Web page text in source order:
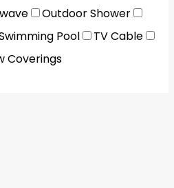
Outdoor Shower
Pool
TV Cable
Coverings